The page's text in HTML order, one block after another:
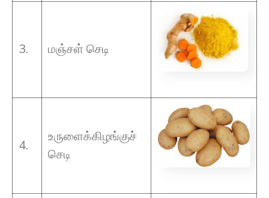
3. மஞ்சள் செடி
4.
உருளைக்கிழங்குச்
செடி